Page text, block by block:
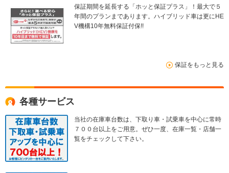
保証期間を延長する「ホッと保証プラス」！最大で５
年間のプランまであります。ハイブリッド車は更にHE
V機構10年無料保証付保!!
保証をもっと見る
各種サービス
当社の在庫車台数は、下取り車・試乗車を中心に常時
７００台以上をご用意。ぜひ一度、在庫一覧・店舗一
覧をチェックして下さい。